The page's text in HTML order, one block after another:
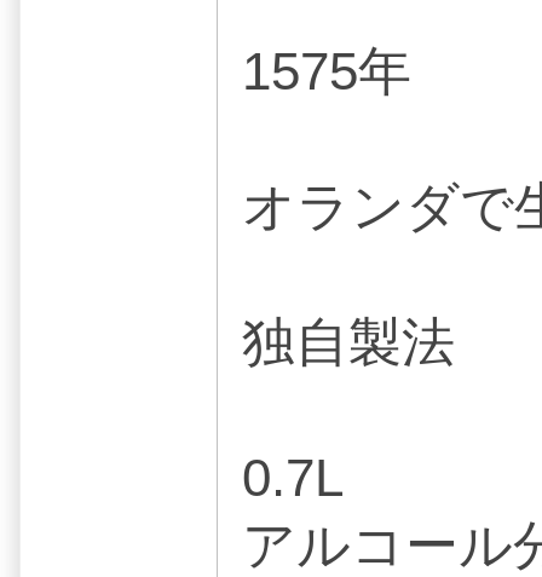
1575年
オランダで
独自製法
0.7L
アルコール